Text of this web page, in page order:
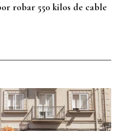
robar 550 kilos de cable